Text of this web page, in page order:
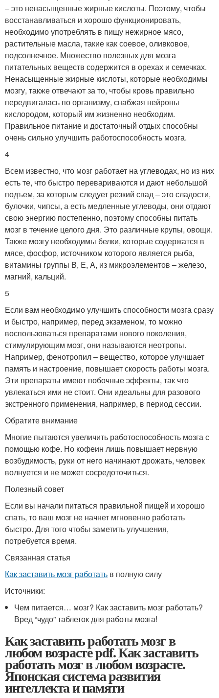
– это ненасыщенные жирные кислоты. Поэтому, чтобы
восстанавливаться и хорошо функционировать,
необходимо употреблять в пищу нежирное мясо,
растительные масла, такие как соевое, оливковое,
подсолнечное. Множество полезных для мозга
питательных веществ содержится в орехах и семечках.
Ненасыщенные жирные кислоты, которые необходимы
мозгу, также отвечают за то, чтобы кровь правильно
передвигалась по организму, снабжая нейроны
кислородом, который им жизненно необходим.
Правильное питание и достаточный отдых способны
очень сильно улучшить работоспособность мозга.
4
Всем известно, что мозг работает на углеводах, но из них
есть те, что быстро перевариваются и дают небольшой
подъем, за которым следует резкий спад – это сладости,
булочки, чипсы, а есть медленные углеводы, они отдают
свою энергию постепенно, поэтому способны питать
мозг в течение целого дня. Это различные крупы, овощи.
Также мозгу необходимы белки, которые содержатся в
мясе, фосфор, источником которого является рыба,
витамины группы B, E, A, из микроэлементов – железо,
магний, кальций.
5
Если вам необходимо улучшить способности мозга сразу
и быстро, например, перед экзаменом, то можно
воспользоваться препаратами нового поколения,
стимулирующим мозг, они называются неотропы.
Например, фенотропил – вещество, которое улучшает
память и настроение, повышает скорость работы мозга.
Эти препараты имеют побочные эффекты, так что
увлекаться ими не стоит. Они идеальны для разового
экстренного применения, например, в период сессии.
Обратите внимание
Многие пытаются увеличить работоспособность мозга с
помощью кофе. Но кофеин лишь повышает нервную
возбудимость, руки от него начинают дрожать, человек
волнуется и не может сосредоточиться.
Полезный совет
Если вы начали питаться правильной пищей и хорошо
спать, то ваш мозг не начнет мгновенно работать
быстро. Для того чтобы заметить улучшения,
потребуется время.
Связанная статья
Как заставить мозг работать в полную силу
Источники:
Чем питается… мозг? Как заставить мозг работать?
Вред “чудо” таблеток для работы мозга!
Как заставить работать мозг в
любом возрасте pdf. Как заставить
работать мозг в любом возрасте.
Японская система развития
интеллекта и памяти